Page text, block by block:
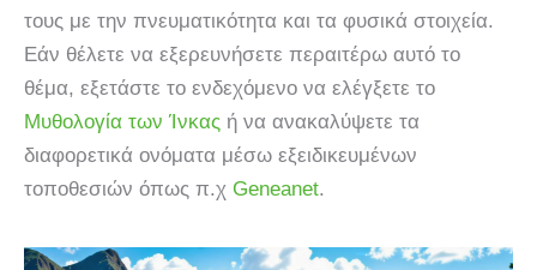
τους με την πνευματικότητα και τα φυσικά στοιχεία.
Εάν θέλετε να εξερευνήσετε περαιτέρω αυτό το
θέμα, εξετάστε το ενδεχόμενο να ελέγξετε το
Μυθολογία των Ίνκας ή να ανακαλύψετε τα
διαφορετικά ονόματα μέσω εξειδικευμένων
τοποθεσιών όπως π.χ Geneanet.